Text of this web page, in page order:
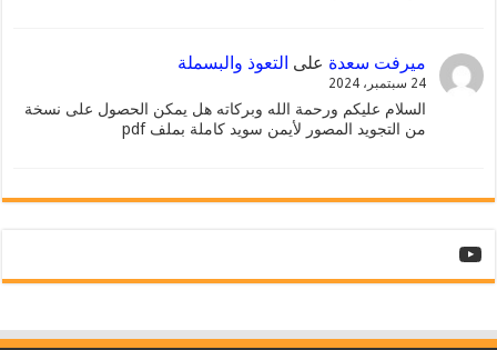
ميرفت سعدةعلى التعوذ والبسملة
24 سبتمبر، 2024
السلام عليكم ورحمة الله وبركاته هل يمكن الحصول على نسخة
من التجويد المصور لأيمن سويد كاملة بملف pdf
YouTube